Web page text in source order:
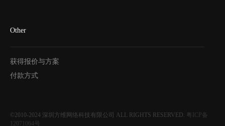
Other
获得报价与方案
付款方式
©2010-2024 深圳方维网络科技有限公司 ALL RIGHTS RESERVED.
粤ICP备
12071064号